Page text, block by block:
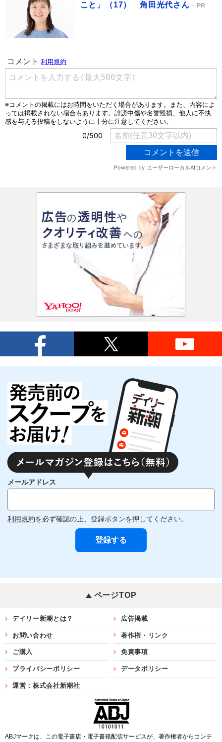
こと」（17） 角田光代さん
PR
メールアドレス
利用規約を必ず確認の上、登録ボタンを押してください。
ページTOP
デイリー新潮とは？ 広告掲載
お問い合わせ 著作権・リンク
ご購入 免責事項
プライバシーポリシー データポリシー
運営：株式会社新潮社
ABJマークは、この電子書店・電子書籍配信サービスが、著作権者からコンテ